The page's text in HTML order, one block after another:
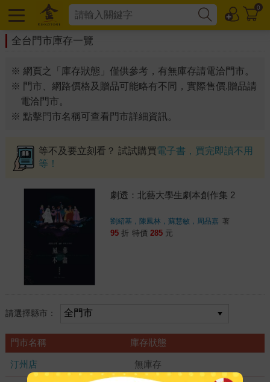
0
全台門市庫存一覽
※ 網頁之「庫存狀態」僅供參考，有無庫存請電洽門市。
※ 門市、網路價格及贈品可能略有不同，實際售價.贈品請
電洽門市。
※ 點擊門市名稱可查看門市詳細資訊。
等不及要立刻看？ 試試購買電子書，買完即讀不用
等！
劇透：北藝大學生劇本創作集 2
劉紹基，陳鳳林，蘇慧敏，周品嘉 著
95 折 特價 285 元
請選擇縣市：
門市名稱 庫存狀態
汀州店 無庫存